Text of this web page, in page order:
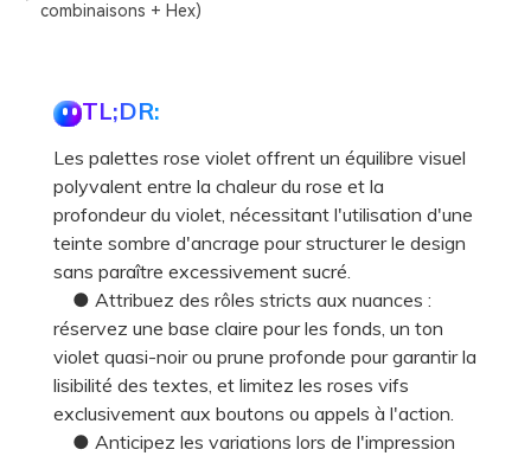
combinaisons + Hex)
TL;DR:
Les palettes rose violet offrent un équilibre visuel
polyvalent entre la chaleur du rose et la
profondeur du violet, nécessitant l'utilisation d'une
teinte sombre d'ancrage pour structurer le design
sans paraître excessivement sucré.
● Attribuez des rôles stricts aux nuances :
réservez une base claire pour les fonds, un ton
violet quasi-noir ou prune profonde pour garantir la
lisibilité des textes, et limitez les roses vifs
exclusivement aux boutons ou appels à l'action.
● Anticipez les variations lors de l'impression